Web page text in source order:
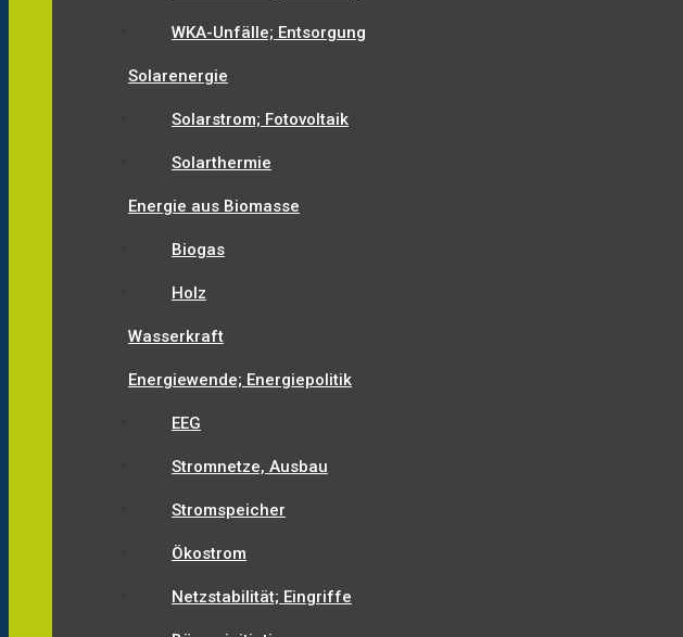
WKA-Unfälle; Entsorgung
Solarenergie
Solarstrom; Fotovoltaik
Solarthermie
Energie aus Biomasse
Biogas
Holz
Wasserkraft
Energiewende; Energiepolitik
EEG
Stromnetze, Ausbau
Stromspeicher
Ökostrom
Netzstabilität; Eingriffe